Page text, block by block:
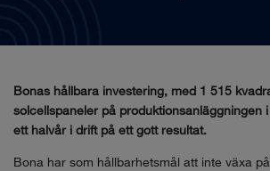
Bonas hållbara investering, med 1 515
solcellspaneler på produktionsanläggningen
ett halvår i drift på ett gott resultat.
Bona har som hållbarhetsmål att inte växa